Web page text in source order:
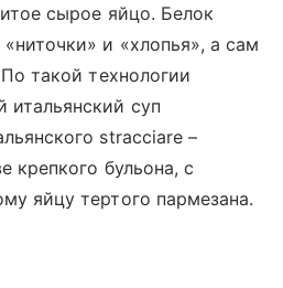
сырое яйцо. Белок
и «хлопья», а сам
По такой технологии
итальянский суп
stracciare –
крепкого бульона, с
яйцу тертого пармезана.